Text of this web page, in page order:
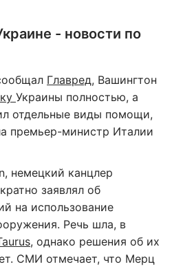
- новости по
Главред, Вашингтон
Украины полностью, а
отдельные виды помощи,
премьер-министр Италии
немецкий канцлер
заявлял об
на использование
Речь шла, в
, однако решения об их
СМИ отмечает, что Мерц